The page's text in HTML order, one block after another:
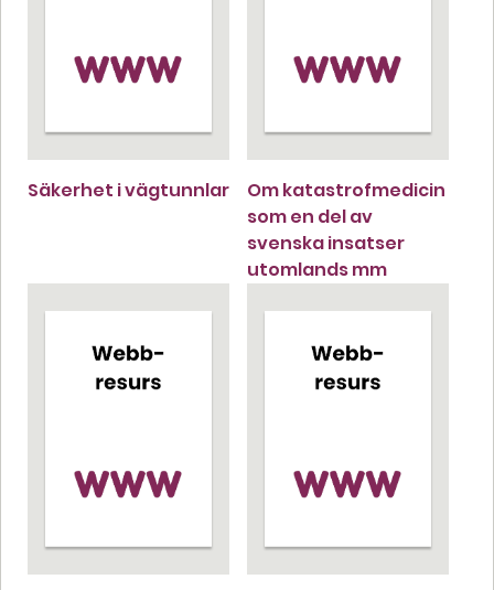
Säkerhet i vägtunnlar
Om katastrofmedicin
som en del av
svenska insatser
utomlands mm